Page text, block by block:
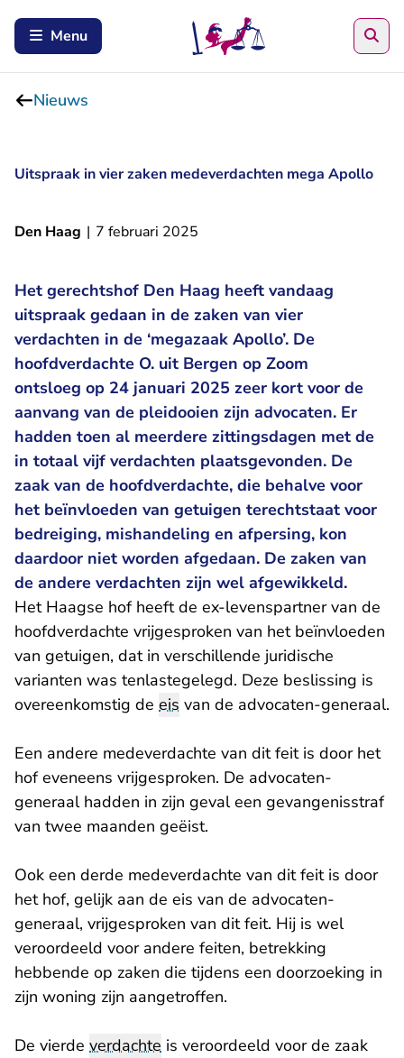
Menu
Nieuws
Uitspraak in vier zaken medeverdachten mega Apollo
Den Haag | 7 februari 2025
Het gerechtshof Den Haag heeft vandaag
uitspraak gedaan in de zaken van vier
verdachten in de ‘megazaak Apollo’. De
hoofdverdachte O. uit Bergen op Zoom
ontsloeg op 24 januari 2025 zeer kort voor de
aanvang van de pleidooien zijn advocaten. Er
hadden toen al meerdere zittingsdagen met de
in totaal vijf verdachten plaatsgevonden. De
zaak van de hoofdverdachte, die behalve voor
het beïnvloeden van getuigen terechtstaat voor
bedreiging, mishandeling en afpersing, kon
daardoor niet worden afgedaan. De zaken van
de andere verdachten zijn wel afgewikkeld.
Het Haagse hof heeft de ex-levenspartner van de
hoofdverdachte vrijgesproken van het beïnvloeden
van getuigen, dat in verschillende juridische
varianten was tenlastegelegd. Deze beslissing is
overeenkomstig de eis van de advocaten-generaal.
Een andere medeverdachte van dit feit is door het
hof eveneens vrijgesproken. De advocaten-
generaal hadden in zijn geval een gevangenisstraf
van twee maanden geëist.
Ook een derde medeverdachte van dit feit is door
het hof, gelijk aan de eis van de advocaten-
generaal, vrijgesproken van dit feit. Hij is wel
veroordeeld voor andere feiten, betrekking
hebbende op zaken die tijdens een doorzoeking in
zijn woning zijn aangetroffen.
De vierde verdachte is veroordeeld voor de zaak